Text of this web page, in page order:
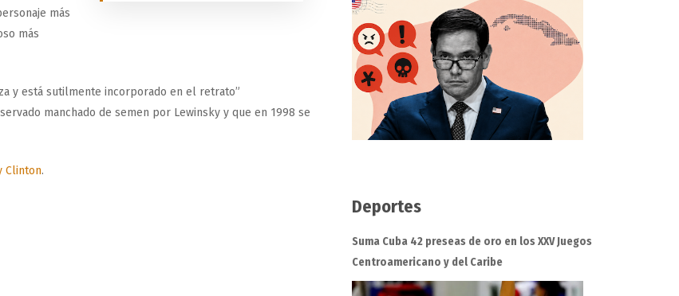
más
más
y está sutilmente incorporado en el retrato”
manchado de semen por Lewinsky y que en 1998 se
Clinton.
Deportes
Suma Cuba 42 preseas de oro en los XXV Juegos
Centroamericano y del Caribe